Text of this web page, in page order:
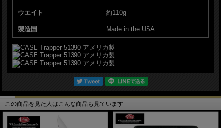
ウエイト 約110g
製造国 Made in the USA
この商品を見た人はこんな商品も見ています